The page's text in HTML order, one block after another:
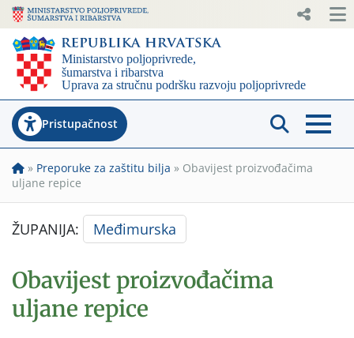
Pristupačnost
» Preporuke za zaštitu bilja » Obavijest proizvođačima
uljane repice
ŽUPANIJA: Međimurska
Obavijest proizvođačima
uljane repice